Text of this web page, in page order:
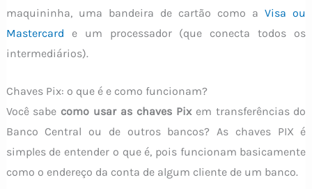
maquininha, uma bandeira de cartão como aVisa ou
Mastercard e um processador (que conecta todos os
intermediários).
Chaves Pix: o que é e como funcionam?
Você sabe como usar as chaves Pixem transferências do
Banco Central ou de outros bancos? As chaves PIX é
simples de entender o que é, pois funcionam basicamente
como o endereço da conta de algum cliente de um banco.